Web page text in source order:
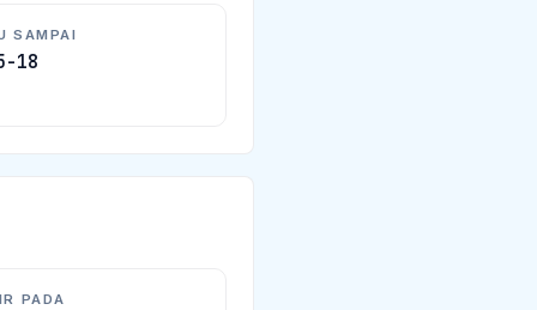
SAMPAI
18
PADA